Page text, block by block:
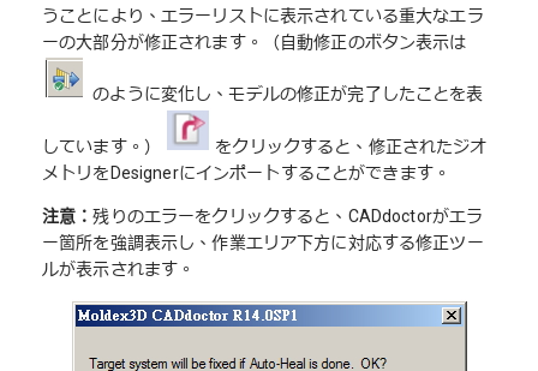
うことにより、エラーリストに表示されている重大なエラ
ーの大部分が修正されます。（自動修正のボタン表示は
のように変化し、モデルの修正が完了したことを表
しています。）
をクリックすると、修正されたジオ
メトリをDesignerにインポートすることができます。
注意：残りのエラーをクリックすると、CADdoctorがエラ
ー箇所を強調表示し、作業エリア下方に対応する修正ツー
ルが表示されます。